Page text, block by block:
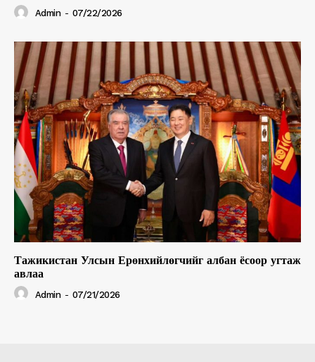
Admin - 07/22/2026
Тажикистан Улсын Ерөнхийлөгчийг албан ёсоор угтаж
авлаа
Admin - 07/21/2026